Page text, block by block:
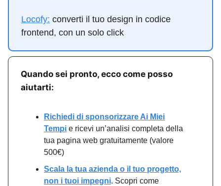
Locofy: converti il tuo design in codice
frontend, con un solo click
Quando sei pronto, ecco come posso
aiutarti:
Richiedi di sponsorizzare Ai Miei
Tempi e ricevi un’analisi completa della
tua pagina web gratuitamente (valore
500€)
Scala la tua azienda o il tuo progetto,
non i tuoi impegni. Scopri come